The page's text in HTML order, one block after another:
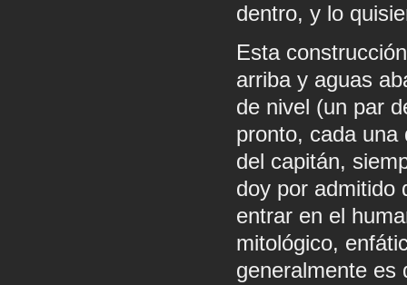
dentro, y lo
Esta
arriba y aguas
de nivel (un par
pronto, cada una
del capitán,
doy por admitido
entrar en el
mitológico,
generalmente es